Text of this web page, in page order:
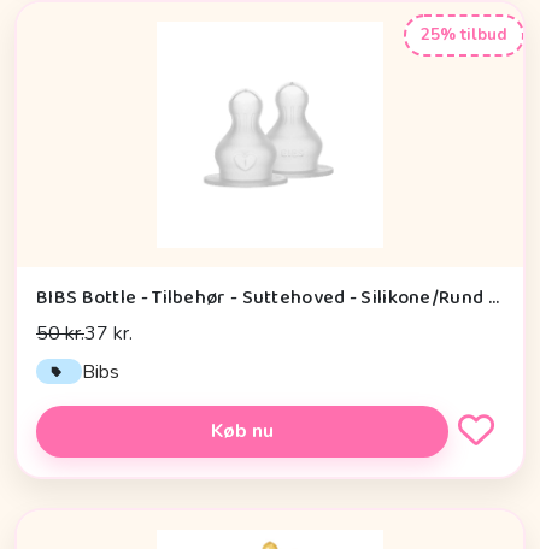
25% tilbud
BIBS Bottle - Tilbehør - Suttehoved - Silikone/Rund - 2-Pak - Medium Flow
50 kr.37 kr.
Bibs
Køb nu